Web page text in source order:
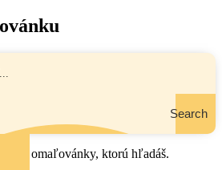
Search
omaľovánky, ktorú hľadáš.